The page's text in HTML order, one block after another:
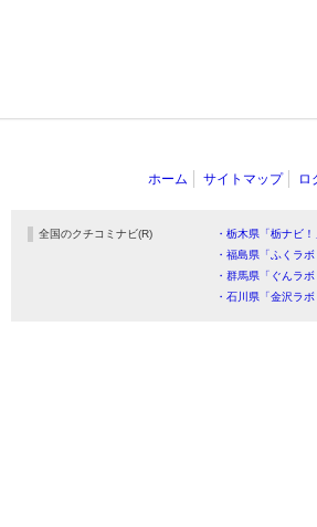
ホーム サイトマップ ロ
全国のクチコミナビ(R) ・栃木県「栃ナビ！
・福島県「ふくラボ
・群馬県「ぐんラボ
・石川県「金沢ラボ